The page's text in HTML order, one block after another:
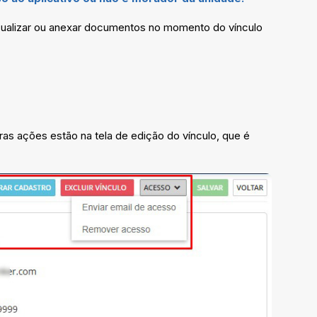
ou anexar documentos no momento do vínculo
ações estão na tela de edição do vínculo, que é